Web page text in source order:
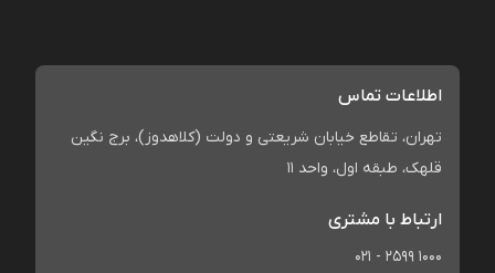
اطلاعات تماس
تهران، تقاطع خیابان شریعتی و دولت (کلاهدوز)، برج نگین
قلهک، طبقه اول، واحد 11
ارتباط با مشتری
021 - 2599 1000